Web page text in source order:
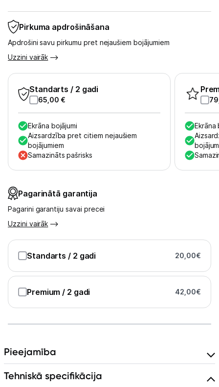
Piegāde un apmaksa
Tehnikas izvešana
Tet pakalpojumi
Kontakti
Informācija
Pirkuma apdrošināšana
Apdrošini savu pirkumu pret nejaušiem bojājumiem
Uzzini vairāk
Standarts / 2 gadi
65,00 €
Ekrāna bojājumi
Aizsardzība pret citiem nejaušiem
bojājumiem
Samazināts pašrisks
Ekrāna
Pagarinātā garantija
Pagarini garantiju savai precei
Uzzini vairāk
Standarts / 2 gadi 20,00€
Premium / 2 gadi 42,00€
Pieejamība
Tehniskā specifikācija